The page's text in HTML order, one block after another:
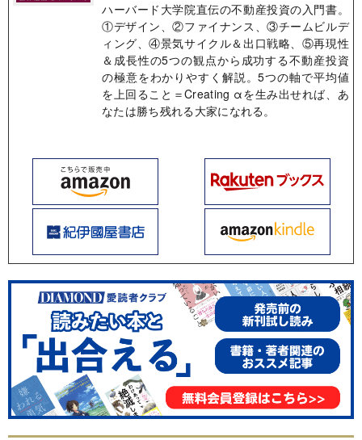
ハーバード大学院直伝の不動産投資の入門書。
①デザイン、②ファイナンス、③チームビルデ
ィング、④景気サイクル＆出口戦略、⑤再現性
＆成長性の5つの観点から成功する不動産投資
の極意をわかりやすく解説。5つの軸で平均値
を上回ること＝Creating αを生み出せれば、あ
なたは勝ち残れる大家になれる。